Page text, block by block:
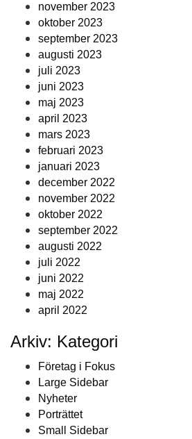
november 2023
oktober 2023
september 2023
augusti 2023
juli 2023
juni 2023
maj 2023
april 2023
mars 2023
februari 2023
januari 2023
december 2022
november 2022
oktober 2022
september 2022
augusti 2022
juli 2022
juni 2022
maj 2022
april 2022
Arkiv: Kategori
Företag i Fokus
Large Sidebar
Nyheter
Porträttet
Small Sidebar